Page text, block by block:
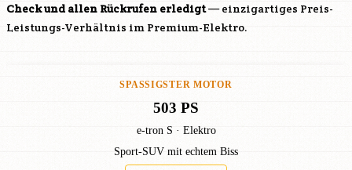
Check und allen Rückrufen erledigt— einzigartiges Preis-
Leistungs-Verhältnis im Premium-Elektro.
SPASSIGSTER MOTOR
503 PS
e-tron S · Elektro
Sport-SUV mit echtem Biss